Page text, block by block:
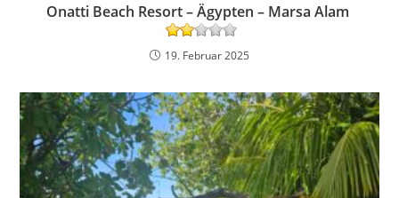
Onatti Beach Resort – Ägypten – Marsa Alam
19. Februar 2025